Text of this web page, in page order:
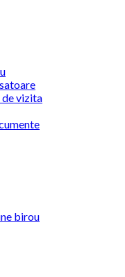
vizita
birou